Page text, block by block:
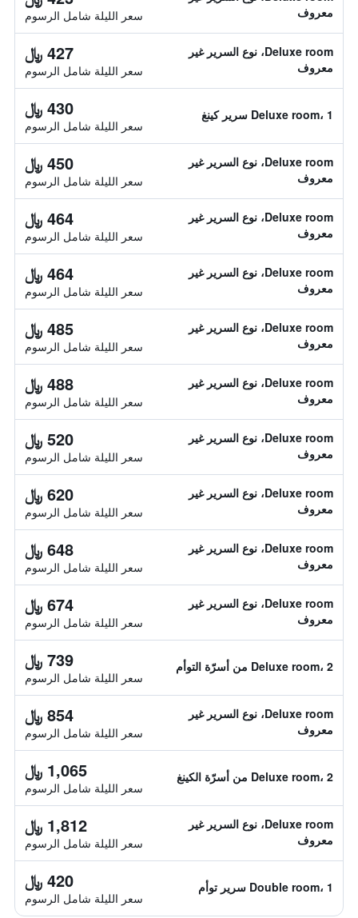
معروف
سعر الليلة شامل الرسوم
Deluxe room، نوع السرير غير
معروف
427 ﷼
سعر الليلة شامل الرسوم
Deluxe room، 1 سرير كينغ 430 ﷼
سعر الليلة شامل الرسوم
Deluxe room، نوع السرير غير
معروف
450 ﷼
سعر الليلة شامل الرسوم
Deluxe room، نوع السرير غير
معروف
464 ﷼
سعر الليلة شامل الرسوم
Deluxe room، نوع السرير غير
معروف
464 ﷼
سعر الليلة شامل الرسوم
Deluxe room، نوع السرير غير
معروف
485 ﷼
سعر الليلة شامل الرسوم
Deluxe room، نوع السرير غير
معروف
488 ﷼
سعر الليلة شامل الرسوم
Deluxe room، نوع السرير غير
معروف
520 ﷼
سعر الليلة شامل الرسوم
Deluxe room، نوع السرير غير
معروف
620 ﷼
سعر الليلة شامل الرسوم
Deluxe room، نوع السرير غير
معروف
648 ﷼
سعر الليلة شامل الرسوم
Deluxe room، نوع السرير غير
معروف
674 ﷼
سعر الليلة شامل الرسوم
Deluxe room، 2 من أسرّة التوأم 739 ﷼
سعر الليلة شامل الرسوم
Deluxe room، نوع السرير غير
معروف
854 ﷼
سعر الليلة شامل الرسوم
Deluxe room، 2 من أسرّة الكينغ 1,065 ﷼
سعر الليلة شامل الرسوم
Deluxe room، نوع السرير غير
معروف
1,812 ﷼
سعر الليلة شامل الرسوم
Double room، 1 سرير توأم 420 ﷼
سعر الليلة شامل الرسوم